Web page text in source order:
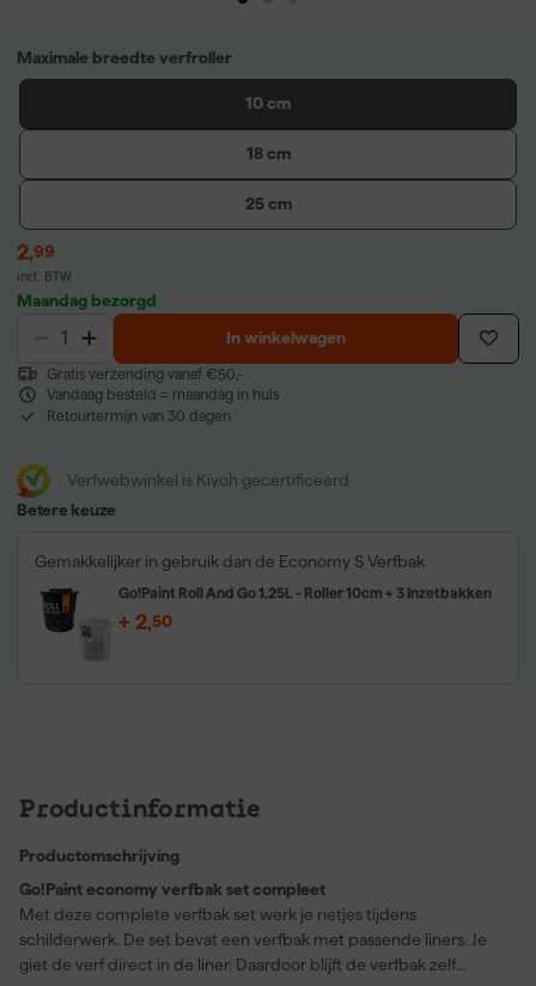
Maximale breedte verfroller
10 cm
18 cm
25 cm
2,99
incl. BTW
Maandag bezorgd
In winkelwagen
Gratis verzending vanaf €50,-
Vandaag besteld = maandag in huis
Retourtermijn van 30 dagen
Verfwebwinkel is Kiyoh gecertificeerd
Betere keuze
Gemakkelijker in gebruik dan de Economy S Verfbak
Go!Paint Roll And Go 1,25L - Roller 10cm + 3 Inzetbakken
+ 2,50
Productinformatie
Productomschrijving
Go!Paint economy verfbak set compleet
Met deze complete verfbak set werk je netjes tijdens
schilderwerk. De set bevat een verfbak met passende liners. Je
giet de verf direct in de liner. Daardoor blijft de verfbak zelf